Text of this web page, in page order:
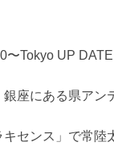
〜Tokyo UP DATE
銀座にある県アン
キセンス」で常陸